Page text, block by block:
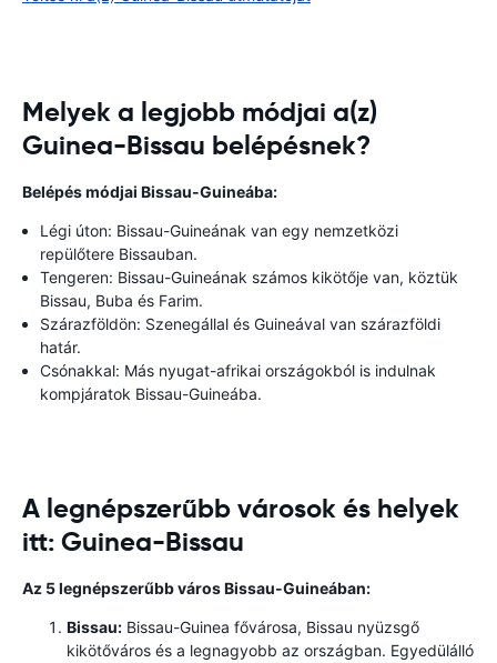
Melyek a legjobb módjai a(z)
Guinea-Bissau belépésnek?
Belépés módjai Bissau-Guineába:
Légi úton: Bissau-Guineának van egy nemzetközi
repülőtere Bissauban.
Tengeren: Bissau-Guineának számos kikötője van, köztük
Bissau, Buba és Farim.
Szárazföldön: Szenegállal és Guineával van szárazföldi
határ.
Csónakkal: Más nyugat-afrikai országokból is indulnak
kompjáratok Bissau-Guineába.
A legnépszerűbb városok és helyek
itt: Guinea-Bissau
Az 5 legnépszerűbb város Bissau-Guineában:
Bissau: Bissau-Guinea fővárosa, Bissau nyüzsgő
kikötőváros és a legnagyobb az országban. Egyedülálló